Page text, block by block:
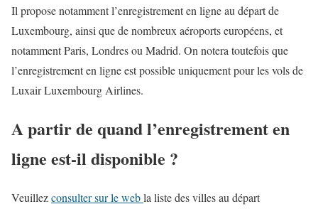
Il propose notamment l’enregistrement en ligne au départ de
Luxembourg, ainsi que de nombreux aéroports européens, et
notamment Paris, Londres ou Madrid. On notera toutefois que
l’enregistrement en ligne est possible uniquement pour les vols de
Luxair Luxembourg Airlines.
A partir de quand l’enregistrement en
ligne est-il disponible ?
Veuillezconsulter sur le webla liste des villes au départ